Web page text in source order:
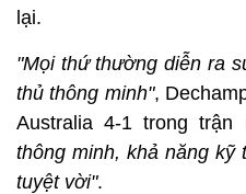
lại.
"Mọi thứ thường diễn ra
thủ thông minh",
Australia 4-1 trong trận
thông minh, khả năng kỹ
tuyệt vời".